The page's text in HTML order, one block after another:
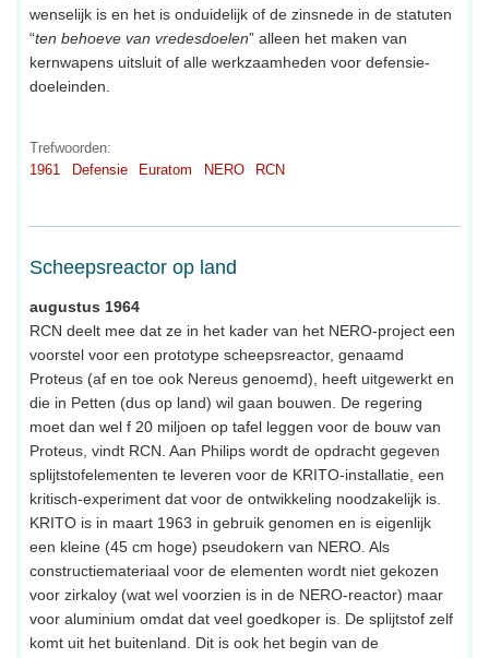
wenselijk is en het is onduidelijk of de zinsnede in de statuten
“ten behoeve van vredesdoelen” alleen het maken van
kernwapens uitsluit of alle werkzaamheden voor defensie-
doeleinden.
Trefwoorden:
1961
Defensie Euratom NERO RCN
Scheepsreactor op land
augustus 1964
RCN deelt mee dat ze in het kader van het NERO-project een
voorstel voor een prototype scheepsreactor, genaamd
Proteus (af en toe ook Nereus genoemd), heeft uitgewerkt en
die in Petten (dus op land) wil gaan bouwen. De regering
moet dan wel f 20 miljoen op tafel leggen voor de bouw van
Proteus, vindt RCN. Aan Philips wordt de opdracht gegeven
splijtstofelementen te leveren voor de KRITO-installatie, een
kritisch-experiment dat voor de ontwikkeling noodzakelijk is.
KRITO is in maart 1963 in gebruik genomen en is eigenlijk
een kleine (45 cm hoge) pseudokern van NERO. Als
constructiemateriaal voor de elementen wordt niet gekozen
voor zirkaloy (wat wel voorzien is in de NERO-reactor) maar
voor aluminium omdat dat veel goedkoper is. De splijtstof zelf
komt uit het buitenland. Dit is ook het begin van de